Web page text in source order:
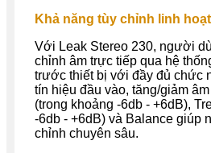
Khả năng tùy chỉnh linh hoạt
Với Leak Stereo 230, người
chỉnh âm trực tiếp qua hệ
trước thiết bị với đầy đủ chức
tín hiệu đầu vào, tăng/giảm
(trong khoảng -6db - +6dB),
-6db - +6dB) và Balance giúp
chỉnh chuyên sâu.